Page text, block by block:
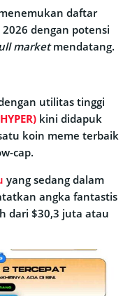
daftar
dengan potensi
marketmendatang.
utilitas tinggi
kini didapuk
koin meme terbaik
cap.
yang sedang dalam
angka fantastis
dari $30,3 juta atau